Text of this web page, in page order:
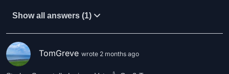
Show all answers (1)
TomGreve wrote 2 months ago